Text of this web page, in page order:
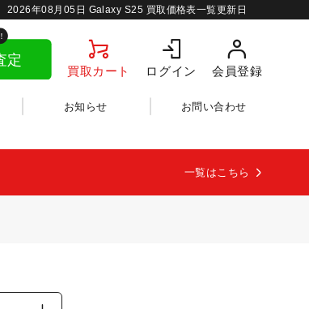
2026年08月05日 Galaxy S25 買取価格表一覧更新日
買取カート ログイン 会員登録
お知らせ お問い合わせ
一覧はこちら